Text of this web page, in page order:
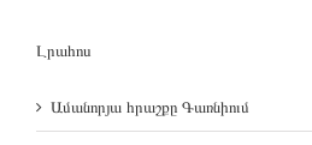
Լրահոս
Ամանորյա հրաշքը Գառնիում